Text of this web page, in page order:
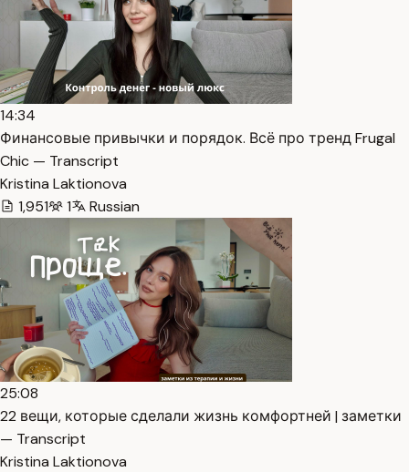
14:34
Финансовые привычки и порядок. Всё про тренд Frugal
Chic — Transcript
Kristina Laktionova
1,951
1 Russian
25:08
22 вещи, которые сделали жизнь комфортней | заметки
— Transcript
Kristina Laktionova